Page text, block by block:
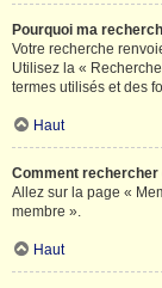
Pourquoi ma
Votre recherche
Utilisez la «
termes utilisés et des
Haut
Comment
Allez sur la page «
membre ».
Haut